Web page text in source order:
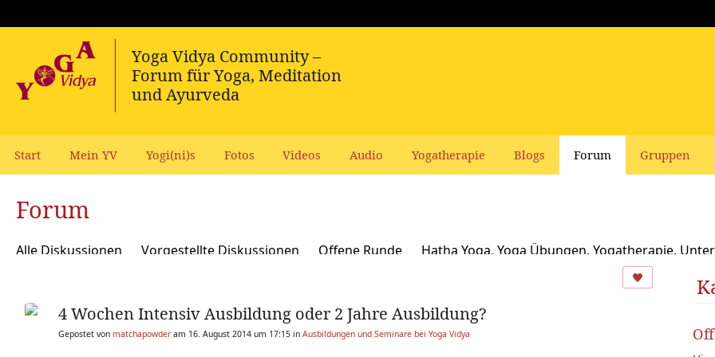
Start Mein YV Yogi(ni)s Fotos Videos Audio Yogatherapie Blogs Forum Gruppen
Forum
Alle Diskussionen Vorgestellte Diskussionen Offene Runde
Hatha Yoga, Yoga Übungen, Yogatherapie,
Schamanismus, Naturspiritualität und Yoga
Yoga Psychologie und Psychologische Yogatherapie
Ausbildungen und Seminare bei Yoga Vidya
4 Wochen Intensiv Ausbildung oder 2 Jahre Ausbildung?
Gepostet von matchapowder am 16. August 2014 um 17:15 in Ausbildungen und Seminare bei Yoga Vidya